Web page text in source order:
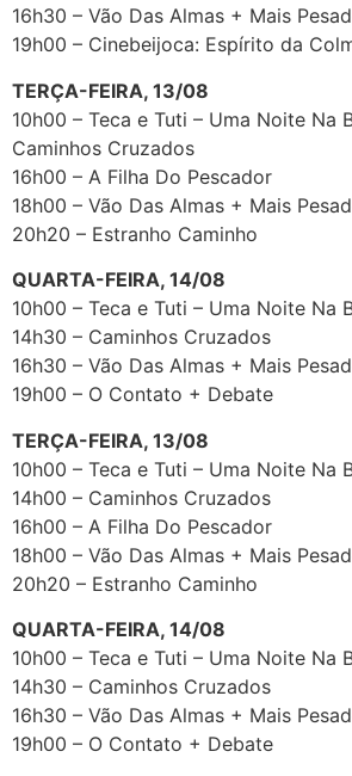
16h30 – Vão Das Almas + Mais
19h00 – Cinebeijoca: Espírito da
TERÇA-FEIRA, 13/08
10h00 – Teca e Tuti – Uma Noite Na
Caminhos Cruzados
16h00 – A Filha Do Pescador
18h00 – Vão Das Almas + Mais
20h20 – Estranho Caminho
QUARTA-FEIRA, 14/08
10h00 – Teca e Tuti – Uma Noite Na
14h30 – Caminhos Cruzados
16h30 – Vão Das Almas + Mais
19h00 – O Contato + Debate
TERÇA-FEIRA, 13/08
10h00 – Teca e Tuti – Uma Noite Na
14h00 – Caminhos Cruzados
16h00 – A Filha Do Pescador
18h00 – Vão Das Almas + Mais
20h20 – Estranho Caminho
QUARTA-FEIRA, 14/08
10h00 – Teca e Tuti – Uma Noite Na
14h30 – Caminhos Cruzados
16h30 – Vão Das Almas + Mais
19h00 – O Contato + Debate